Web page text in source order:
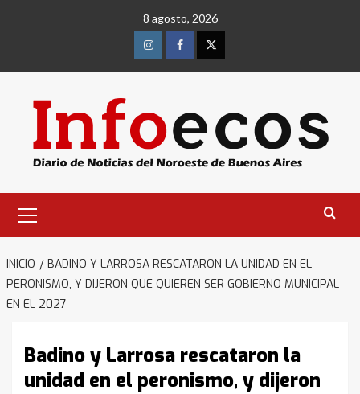
8 agosto, 2026
InstagramFacebookTwitter
primario
INICIO
BADINO Y LARROSA RESCATARON LA UNIDAD EN EL
PERONISMO, Y DIJERON QUE QUIEREN SER GOBIERNO MUNICIPAL
EN EL 2027
Badino y Larrosa rescataron la
unidad en el peronismo, y dijeron